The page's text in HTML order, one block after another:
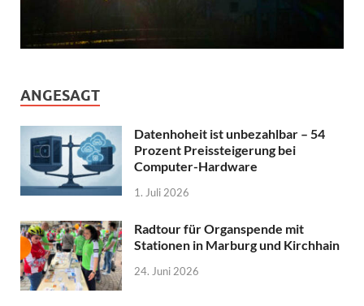
ANGESAGT
Datenhoheit ist unbezahlbar – 54
Prozent Preissteigerung bei
Computer-Hardware
1. Juli 2026
Radtour für Organspende mit
Stationen in Marburg und Kirchhain
24. Juni 2026